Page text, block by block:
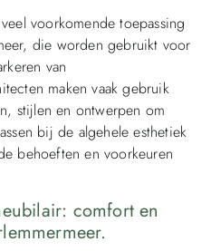
voorkomende toepassing
die worden gebruikt voor
van
maken vaak gebruik
stijlen en ontwerpen om
bij de algehele esthetiek
behoeften en voorkeuren
comfort en